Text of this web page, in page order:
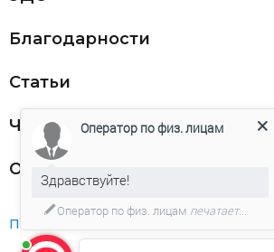
Благодарности
Статьи
Частникам
Оферта
Понедельник:
Оператор по физ. лицам
Здравствуйте!
Оператор по физ. лицам печатает...